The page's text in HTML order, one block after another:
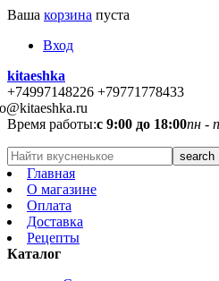
Ваша корзина пуста
Вход
kitaeshka
+74997148226 +79771778433
Время работы:с 9:00 до 18:00пн -
Главная
О магазине
Оплата
Доставка
Рецепты
Каталог